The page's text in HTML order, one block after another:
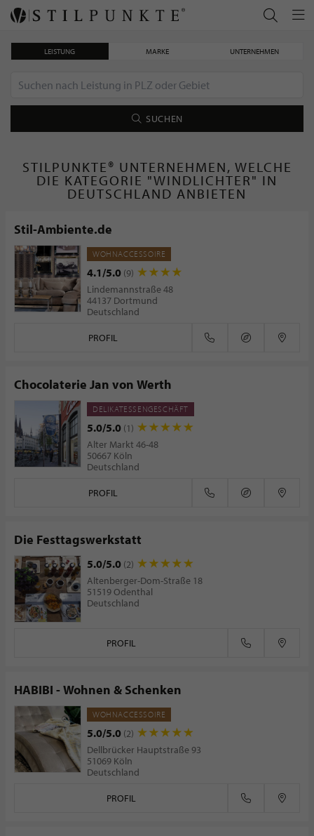
LEISTUNG MARKE UNTERNEHMEN
SUCHEN
STILPUNKTE® UNTERNEHMEN, WELCHE
DIE KATEGORIE "WINDLICHTER" IN
DEUTSCHLAND ANBIETEN
Stil-Ambiente.de
WOHNACCESSOIRE
4.1/5.0 (9)
Lindemannstraße 48
44137 Dortmund
Deutschland
PROFIL
Chocolaterie Jan von Werth
DELIKATESSENGESCHÄFT
5.0/5.0 (1)
Alter Markt 46-48
50667 Köln
Deutschland
PROFIL
Die Festtagswerkstatt
5.0/5.0 (2)
Altenberger-Dom-Straße 18
51519 Odenthal
Deutschland
PROFIL
HABIBI - Wohnen & Schenken
WOHNACCESSOIRE
5.0/5.0 (2)
Dellbrücker Hauptstraße 93
51069 Köln
Deutschland
PROFIL